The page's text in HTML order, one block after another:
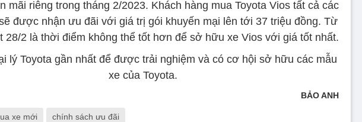
mãi riêng trong tháng 2/2023. Khách hàng mua Toyota Vios tất cả các
được nhận ưu đãi với giá trị gói khuyến mại lên tới 37 triệu đồng. Từ
28/2 là thời điểm không thể tốt hơn để sở hữu xe Vios với giá tốt nhất.
lý Toyota gần nhất để được trải nghiệm và có cơ hội sở hữu các mẫu
xe của Toyota.
BẢO ANH
xe mới chính sách ưu đãi